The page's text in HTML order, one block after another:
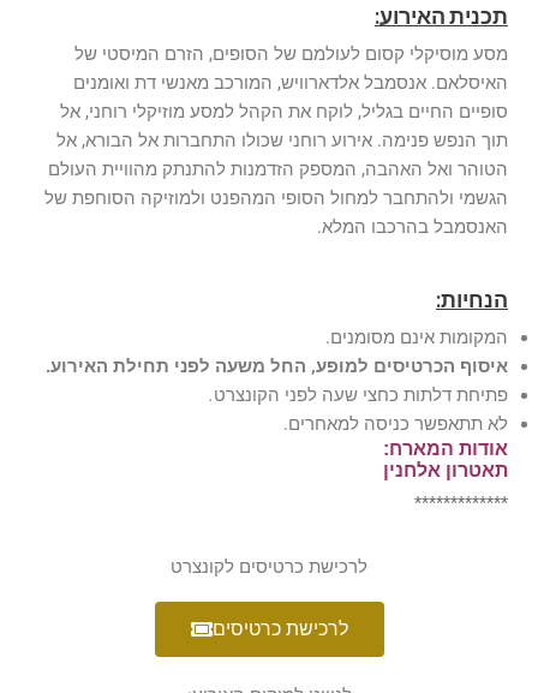
תכנית האירוע:
מסע מוסיקלי קסום לעולמם של הסופים, הזרם המיסטי של
האיסלאם. אנסמבל אלדארוויש, המורכב מאנשי דת ואומנים
סופיים החיים בגליל, לוקח את הקהל למסע מוזיקלי רוחני, אל
תוך הנפש פנימה. אירוע רוחני שכולו התחברות אל הבורא, אל
הטוהר ואל האהבה, המספק הזדמנות להתנתק מהוויית העולם
הגשמי ולהתחבר למחול הסופי המהפנט ולמוזיקה הסוחפת של
האנסמבל בהרכבו המלא.
הנחיות:
המקומות אינם מסומנים.
איסוף הכרטיסים למופע, החל משעה לפני תחילת האירוע.
פתיחת דלתות כחצי שעה לפני הקונצרט.
לא תתאפשר כניסה למאחרים.
אודות המארח:
תאטרון אלחנין
*************
לרכישת כרטיסים לקונצרט
לרכישת כרטיסים